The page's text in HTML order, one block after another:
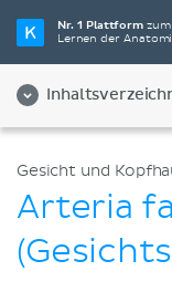
Nr. 1 Plattformzum
Lernen der
Wähle
Videos
Gesicht und
Arteria